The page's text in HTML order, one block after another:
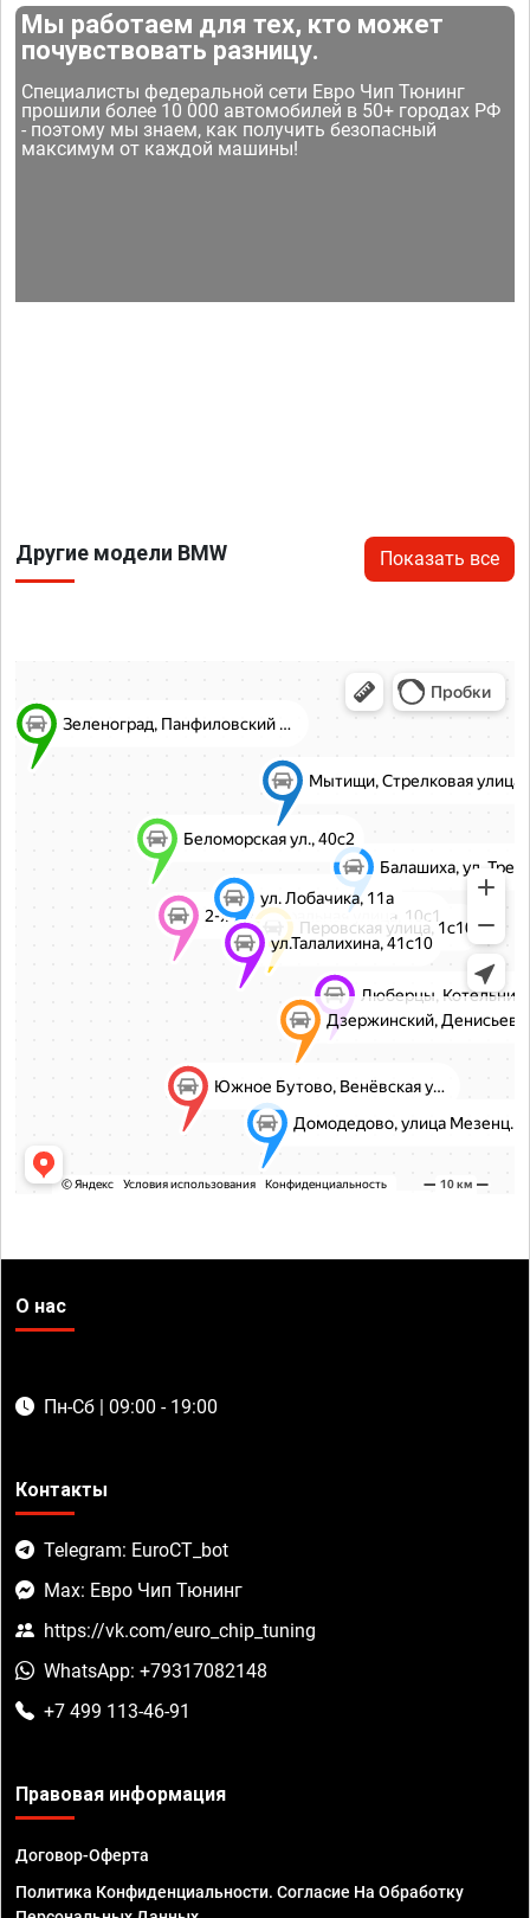
Мы работаем для тех, кто может
почувствовать разницу.
Специалисты федеральной сети Евро Чип Тюнинг
прошили более 10 000 автомобилей в 50+ городах РФ
- поэтому мы знаем, как получить безопасный
максимум от каждой машины!
Другие модели BMW Показать все
О нас
Пн-Сб | 09:00 - 19:00
Контакты
Telegram: EuroCT_bot
Max: Евро Чип Тюнинг
https://vk.com/euro_chip_tuning
WhatsApp: +79317082148
+7 499 113-46-91
Правовая информация
Договор-Оферта
Политика Конфиденциальности. Согласие На Обработку